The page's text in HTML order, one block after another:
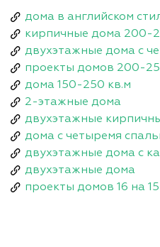
дома в английском
кирпичные дома 200-
двухэтажные дома с
проекты домов 200-
дома 150-250 кв.м
2-этажные дома
двухэтажные
дома с четыремя
двухэтажные дома с
двухэтажные дома
проекты домов 16 на